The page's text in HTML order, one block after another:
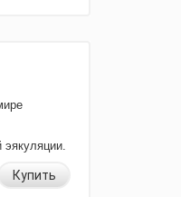
эякуляции.
Купить